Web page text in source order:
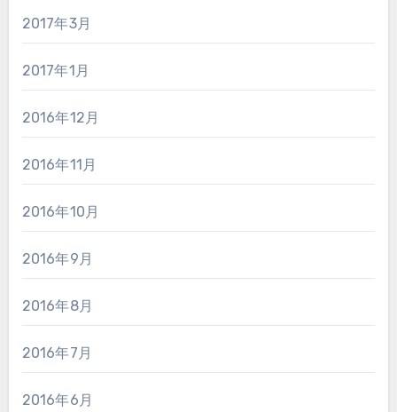
2017年3月
2017年1月
2016年12月
2016年11月
2016年10月
2016年9月
2016年8月
2016年7月
2016年6月